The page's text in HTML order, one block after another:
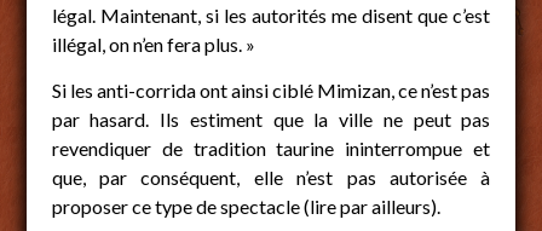
légal. Maintenant, si les autorités me disent que c’est
illégal, on n’en fera plus. »
Si les anti-corrida ont ainsi ciblé Mimizan, ce n’est pas
par hasard. Ils estiment que la ville ne peut pas
revendiquer de tradition taurine ininterrompue et
que, par conséquent, elle n’est pas autorisée à
proposer ce type de spectacle (lire par ailleurs).